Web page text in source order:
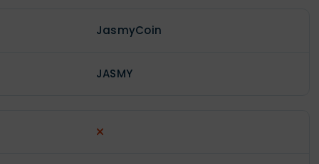
JasmyCoin
JASMY